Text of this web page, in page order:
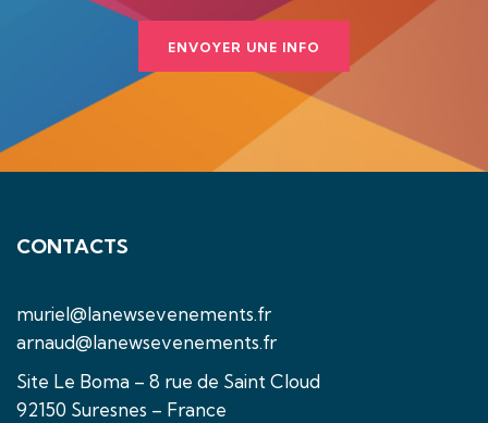
ENVOYER UNE INFO
CONTACTS
muriel@lanewsevenements.fr
arnaud@lanewsevenements.fr
Site Le Boma – 8 rue de Saint Cloud
92150 Suresnes – France